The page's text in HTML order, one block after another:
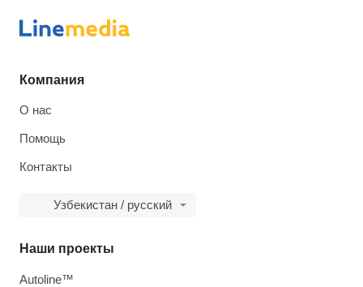
Компания
О нас
Помощь
Контакты
Узбекистан / русский
Наши проекты
Autoline™